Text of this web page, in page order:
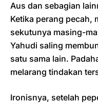
Aus dan sebagian
Ketika perang pecah,
sekutunya masing-
Yahudi saling
satu sama lain.
melarang tindakan
Ironisnya, setelah